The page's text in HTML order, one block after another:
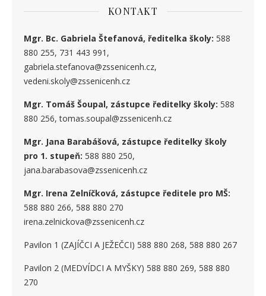
KONTAKT
Mgr. Bc. Gabriela Štefanová, ředitelka školy: 588
880 255, 731 443 991,
gabriela.stefanova@zssenicenh.cz,
vedeni.skoly@zssenicenh.cz
Mgr. Tomáš Šoupal, zástupce ředitelky školy: 588
880 256, tomas.soupal@zssenicenh.cz
Mgr. Jana Barabášová, zástupce ředitelky školy
pro 1. stupeň: 588 880 250,
jana.barabasova@zssenicenh.cz
Mgr. Irena Zelníčková, zástupce ředitele pro MŠ:
588 880 266, 588 880 270
irena.zelnickova@zssenicenh.cz
Pavilon 1 (ZAJÍČCI A JEŽEČCI) 588 880 268, 588 880 267
Pavilon 2 (MEDVÍDCI A MYŠKY) 588 880 269, 588 880
270